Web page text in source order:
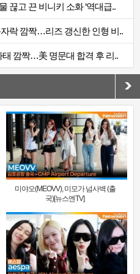
끊고 끈 비니키 소화 ‘역대급..
락 깜짝…리즈 갱신한 인형 비..
태 깜짝…美 명문대 합격 후 리..
미야오(MEOVV), 미모가 넘사벽 (출
국)[뉴스엔TV]